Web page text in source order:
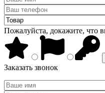
Пожалуйста, докажите, что
Заказать звонок